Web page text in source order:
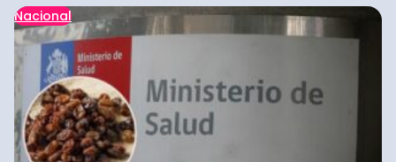
Nacional